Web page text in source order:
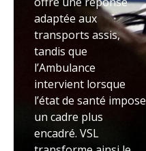
adaptée aux
transports assis,
tandis que
l’Ambulance
intervient lorsque
l’état de santé impose
un cadre plus
encadré. VSL